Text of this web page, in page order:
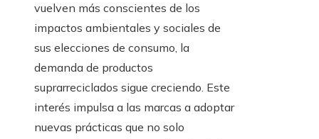
vuelven más conscientes de los
impactos ambientales y sociales de
sus elecciones de consumo, la
demanda de productos
suprarreciclados sigue creciendo. Este
interés impulsa a las marcas a adoptar
nuevas prácticas que no solo